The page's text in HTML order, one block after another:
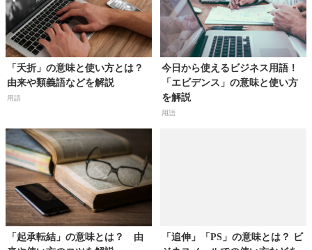
「夭折」の意味と使い方とは？
由来や類義語などを解説
用語
今日から使えるビジネス用語！
「エビデンス」の意味と使い方
を解説
用語
「起承転結」の意味とは？ 由
「追伸」「PS」の意味とは？ ビ